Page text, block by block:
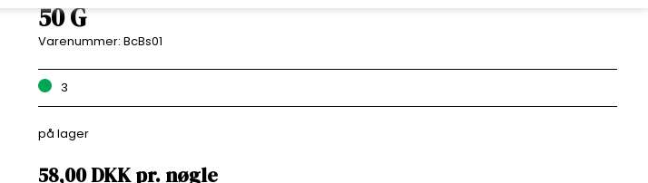
50 G
Varenummer: BcBs01
3
på lager
58,00DKKpr. nøgle